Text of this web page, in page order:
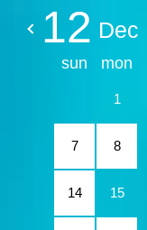
12 Dec
sun mon
1
7 8
14 15